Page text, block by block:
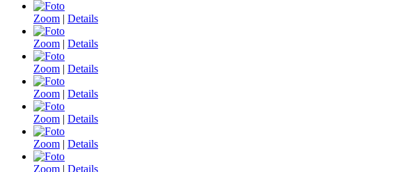
Zoom | Details
Zoom | Details
Zoom | Details
Zoom | Details
Zoom | Details
Zoom | Details
Zoom | Details